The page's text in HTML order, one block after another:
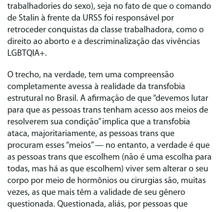
trabalhadories do sexo), seja no fato de que o comando
de Stalin à frente da URSS foi responsável por
retroceder conquistas da classe trabalhadora, como o
direito ao aborto e a descriminalização das vivências
LGBTQIA+.
O trecho, na verdade, tem uma compreensão
completamente avessa à realidade da transfobia
estrutural no Brasil. A afirmação de que “devemos lutar
para que as pessoas trans tenham acesso aos meios de
resolverem sua condição” implica que a transfobia
ataca, majoritariamente, as pessoas trans que
procuram esses “meios” — no entanto, a verdade é que
as pessoas trans que escolhem (não é uma escolha para
todas, mas há as que escolhem) viver sem alterar o seu
corpo por meio de hormônios ou cirurgias são, muitas
vezes, as que mais têm a validade de seu gênero
questionada. Questionada, aliás, por pessoas que